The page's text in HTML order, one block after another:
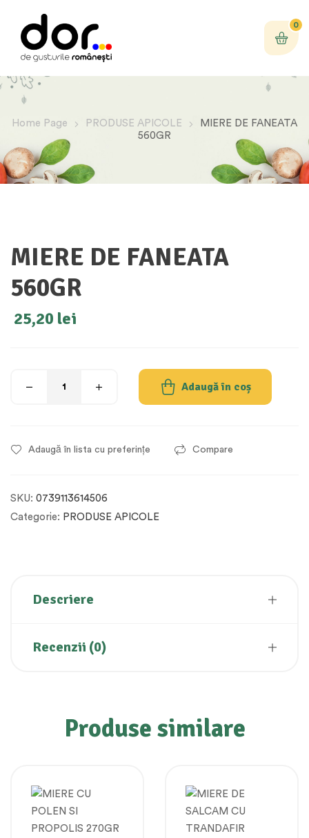
0
Home Page PRODUSE APICOLE
MIERE DE FANEATA
560GR
MIERE DE FANEATA
560GR
25,20 lei
Adaugă în coș
Adaugă în lista cu preferințe Compare
SKU: 0739113614506
Categorie: PRODUSE APICOLE
Descriere
Recenzii (0)
Produse similare